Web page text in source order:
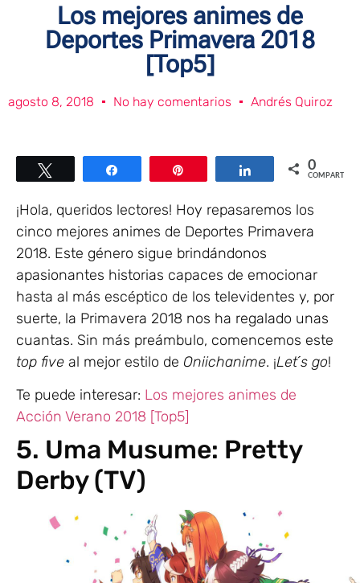
Los mejores animes de
Deportes Primavera 2018
[Top5]
agosto 8, 2018 No hay comentarios Andrés Quiroz
Compartir Compartir0
COMPARTIR
¡Hola, queridos lectores! Hoy repasaremos los
cinco mejores animes de Deportes Primavera
2018. Este género sigue brindándonos
apasionantes historias capaces de emocionar
hasta al más escéptico de los televidentes y, por
suerte, la Primavera 2018 nos ha regalado unas
cuantas. Sin más preámbulo, comencemos este
top five al mejor estilo de Oniichanime. ¡Let´s go!
Te puede interesar: Los mejores animes de
Acción Verano 2018 [Top5]
5. Uma Musume: Pretty
Derby (TV)